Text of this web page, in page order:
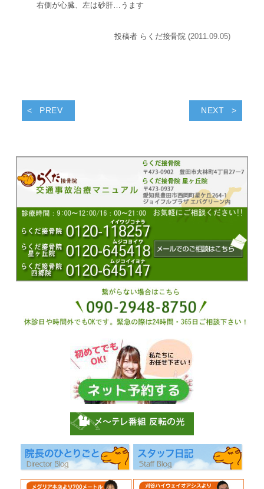
右側が心臓、左は砂肝…うます
投稿者 らくだ接骨院 (2011.09.05)
PREV NEXT